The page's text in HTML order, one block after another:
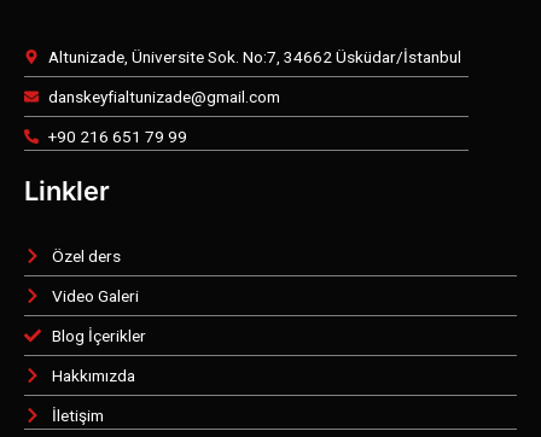
Altunizade, Üniversite Sok. No:7, 34662 Üsküdar/İstanbul
danskeyfialtunizade@gmail.com
+90 216 651 79 99
Linkler
Özel ders
Video Galeri
Blog İçerikler
Hakkımızda
İletişim